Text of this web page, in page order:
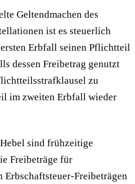
Geltendmachen des
ist es steuerlich
Erbfall seinen Pflichtteil
dessen Freibetrag genutzt
zu
im zweiten Erbfall wieder
sind frühzeitige
Freibeträge für
Erbschaftsteuer-Freibeträgen